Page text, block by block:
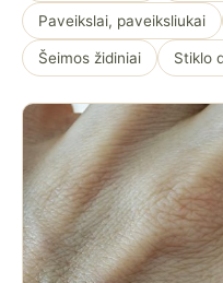
Paveikslai, paveiksliukai
Šeimos židiniai Stiklo